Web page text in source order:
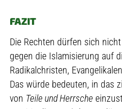
FAZIT
Die Rechten dürfen sich
gegen die Islamisierung auf
Radikalchristen,
Das würde bedeuten, in das
von Teile und Herrsche